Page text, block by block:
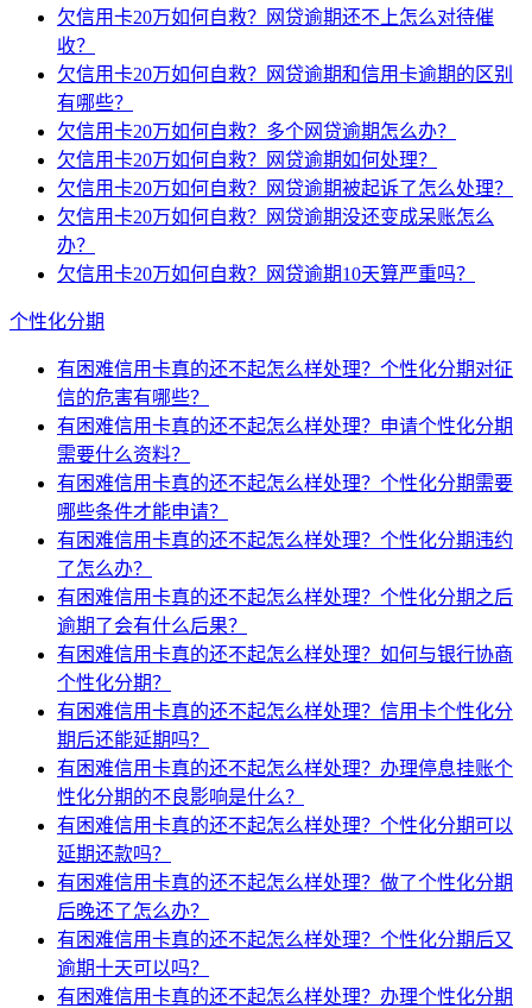
欠信用卡20万如何自救？网贷逾期还不上怎么对待催
收？
欠信用卡20万如何自救？网贷逾期和信用卡逾期的区别
有哪些？
欠信用卡20万如何自救？多个网贷逾期怎么办？
欠信用卡20万如何自救？网贷逾期如何处理？
欠信用卡20万如何自救？网贷逾期被起诉了怎么处理？
欠信用卡20万如何自救？网贷逾期没还变成呆账怎么
办？
欠信用卡20万如何自救？网贷逾期10天算严重吗？
个性化分期
有困难信用卡真的还不起怎么样处理？个性化分期对征
信的危害有哪些？
有困难信用卡真的还不起怎么样处理？申请个性化分期
需要什么资料？
有困难信用卡真的还不起怎么样处理？个性化分期需要
哪些条件才能申请？
有困难信用卡真的还不起怎么样处理？个性化分期违约
了怎么办？
有困难信用卡真的还不起怎么样处理？个性化分期之后
逾期了会有什么后果？
有困难信用卡真的还不起怎么样处理？如何与银行协商
个性化分期？
有困难信用卡真的还不起怎么样处理？信用卡个性化分
期后还能延期吗？
有困难信用卡真的还不起怎么样处理？办理停息挂账个
性化分期的不良影响是什么？
有困难信用卡真的还不起怎么样处理？个性化分期可以
延期还款吗？
有困难信用卡真的还不起怎么样处理？做了个性化分期
后晚还了怎么办？
有困难信用卡真的还不起怎么样处理？个性化分期后又
逾期十天可以吗？
有困难信用卡真的还不起怎么样处理？办理个性化分期